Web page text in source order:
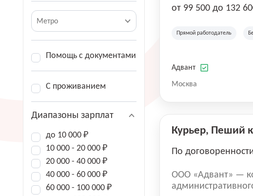
Метро
Помощь с документами
С проживанием
Диапазоны зарплат
до 10 000 ₽
10 000 - 20 000 ₽
20 000 - 40 000 ₽
40 000 - 60 000 ₽
60 000 - 100 000 ₽
от 99 500 до 132
Прямой работодатель
Адвант
Москва
Курьер, Пеший
По
ООО «Адвант» —